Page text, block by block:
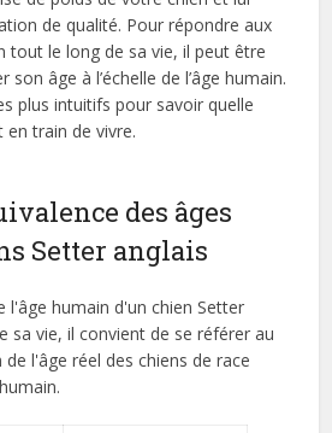
de qualité. Pour répondre aux
tout le long de sa vie, il peut être
âge à l’échelle de l’âge humain.
plus intuitifs pour savoir quelle
en train de vivre.
des âges
Setter anglais
l'âge humain d'un chien Setter
sa vie, il convient de se référer au
l'âge réel des chiens de race